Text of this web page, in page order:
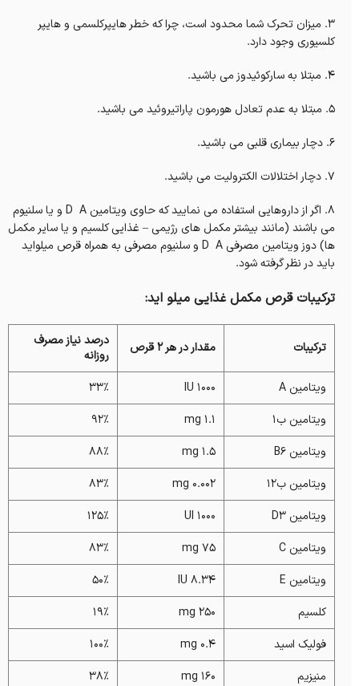
3. میزان تحرک شما محدود است، چرا که خطر هایپرکلسمی و هایپر
کلسیوری وجود دارد.
4. مبتلا به سارکوئیدوز می باشید.
5. مبتلا به عدم تعادل هورمون پاراتیروئید می باشید.
6. دچار بیماری قلبی می باشید.
7. دچار اختلالات الکترولیت می باشید.
8. اگر از داروهایی استفاده می نمایید که حاوی ویتامین D A و یا سلنیوم
می باشند (مانند بیشتر مکمل های رژیمی – غذایی کلسیم و یا سایر مکمل
ها) دوز ویتامین مصرفی D A و سلنیوم مصرفی به همراه قرص میلواید
باید در نظر گرفته شود.
ترکیبات قرص مکمل غذایی میلو اید:
ترکیبات مقدار در هر 2 قرص
درصد نیاز مصرف
روزانه
ویتامین A
1000 IU
33%
ویتامین ب1
1.1 mg
92%
ویتامین B6
1.5 mg
88%
ویتامین ب12
0.002 mg
83%
ویتامین D3
1000 UI
125%
ویتامین C
75 mg
83%
ویتامین E
8.34 IU
50%
کلسیم
250 mg
19%
فولیک اسید
0.4 mg
100%
منیزیم
160 mg
38%